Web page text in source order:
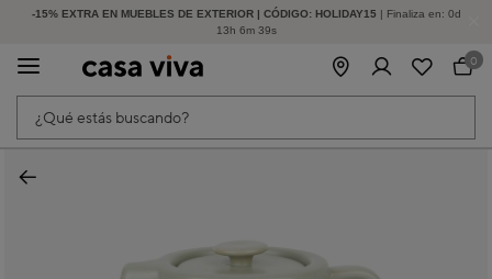
-15% EXTRA EN MUEBLES DE EXTERIOR | CÓDIGO: HOLIDAY15 | Finaliza en: 0d
13h 6m 39s
HASTA -60% DE DESCUENTO | SEGUNDAS REBAJAS
¿Qué estás buscando?
0